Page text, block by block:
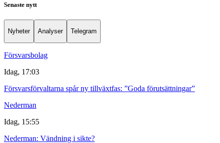
Senaste nytt
Nyheter Analyser Telegram
Försvarsbolag
Idag, 17:03
Försvarsförvaltarna spår ny tillväxtfas: ”Goda förutsättningar”
Nederman
Idag, 15:55
Nederman: Vändning i sikte?